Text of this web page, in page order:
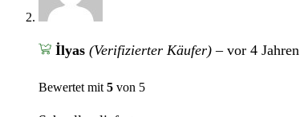
İlyas (Verifizierter Käufer) – vor 4 Jahren
Bewertet mit 5 von 5